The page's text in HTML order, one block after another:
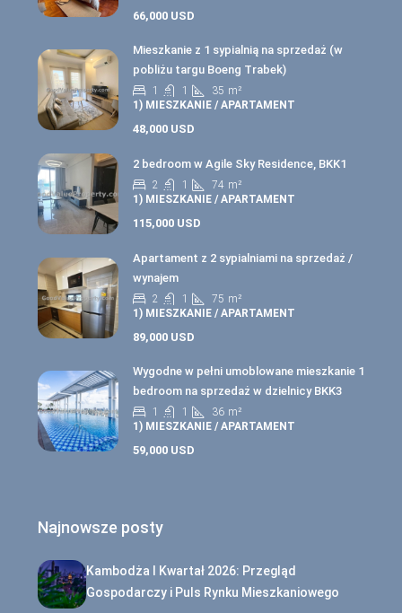
66,000 USD
Mieszkanie z 1 sypialnią na sprzedaż (w
pobliżu targu Boeng Trabek)
1 1 35 m²
1) MIESZKANIE / APARTAMENT
48,000 USD
2 bedroom w Agile Sky Residence, BKK1
2 1 74 m²
1) MIESZKANIE / APARTAMENT
115,000 USD
Apartament z 2 sypialniami na sprzedaż /
wynajem
2 1 75 m²
1) MIESZKANIE / APARTAMENT
89,000 USD
Wygodne w pełni umoblowane mieszkanie 1
bedroom na sprzedaż w dzielnicy BKK3
1 1 36 m²
1) MIESZKANIE / APARTAMENT
59,000 USD
Najnowsze posty
Kambodża I Kwartał 2026: Przegląd
Gospodarczy i Puls Rynku Mieszkaniowego